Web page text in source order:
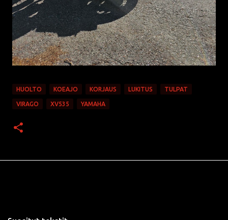
HUOLTO KOEAJO KORJAUS LUKITUS TULPAT
VIRAGO XV535 YAMAHA